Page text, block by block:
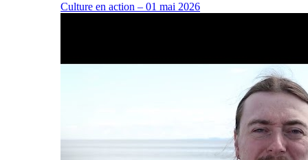
Culture en action – 01 mai 2026